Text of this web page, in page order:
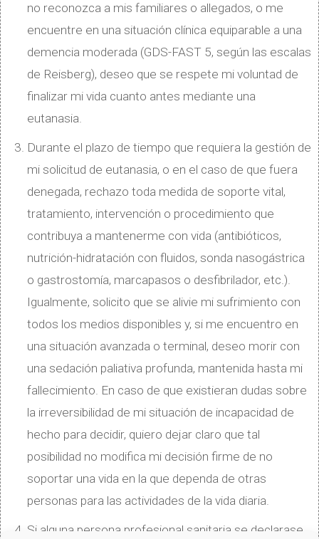
no reconozca a mis familiares o allegados, o me
encuentre en una situación clínica equiparable a una
demencia moderada (GDS-FAST 5, según las escalas
de Reisberg), deseo que se respete mi voluntad de
finalizar mi vida cuanto antes mediante una
eutanasia.
Durante el plazo de tiempo que requiera la gestión de
mi solicitud de eutanasia, o en el caso de que fuera
denegada, rechazo toda medida de soporte vital,
tratamiento, intervención o procedimiento que
contribuya a mantenerme con vida (antibióticos,
nutrición-hidratación con fluidos, sonda nasogástrica
o gastrostomía, marcapasos o desfibrilador, etc.).
Igualmente, solicito que se alivie mi sufrimiento con
todos los medios disponibles y, si me encuentro en
una situación avanzada o terminal, deseo morir con
una sedación paliativa profunda, mantenida hasta mi
fallecimiento. En caso de que existieran dudas sobre
la irreversibilidad de mi situación de incapacidad de
hecho para decidir, quiero dejar claro que tal
posibilidad no modifica mi decisión firme de no
soportar una vida en la que dependa de otras
personas para las actividades de la vida diaria.
Si alguna persona profesional sanitaria se declarase